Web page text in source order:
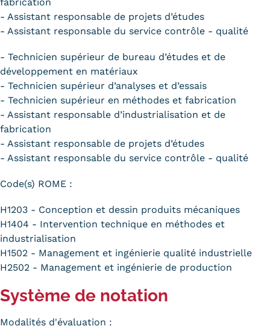
- Assistant responsable de projets d’études
- Assistant responsable du service contrôle - qualité
- Technicien supérieur de bureau d’études et de
développement en matériaux
- Technicien supérieur d’analyses et d’essais
- Technicien supérieur en méthodes et fabrication
- Assistant responsable d’industrialisation et de
fabrication
- Assistant responsable de projets d’études
- Assistant responsable du service contrôle - qualité
Code(s) ROME :
H1203 - Conception et dessin produits mécaniques
H1404 - Intervention technique en méthodes et
industrialisation
H1502 - Management et ingénierie qualité industrielle
H2502 - Management et ingénierie de production
Système de notation
Modalités d'évaluation :